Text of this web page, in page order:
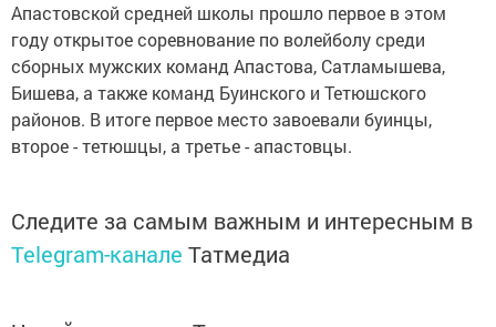
Апастовской средней школы прошло первое в этом
году открытое соревнование по волейболу среди
сборных мужских команд Апастова, Сатламышева,
Бишева, а также команд Буинского и Тетюшского
районов. В итоге первое место завоевали буинцы,
второе - тетюшцы, а третье - апастовцы.
Следите за самым важным и интересным в
Telegram-канале Татмедиа